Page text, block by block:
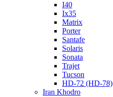
I40
Ix35
Matrix
Porter
Santafe
Solaris
Sonata
Trajet
Tucson
HD-72 (HD-78)
Iran Khodro